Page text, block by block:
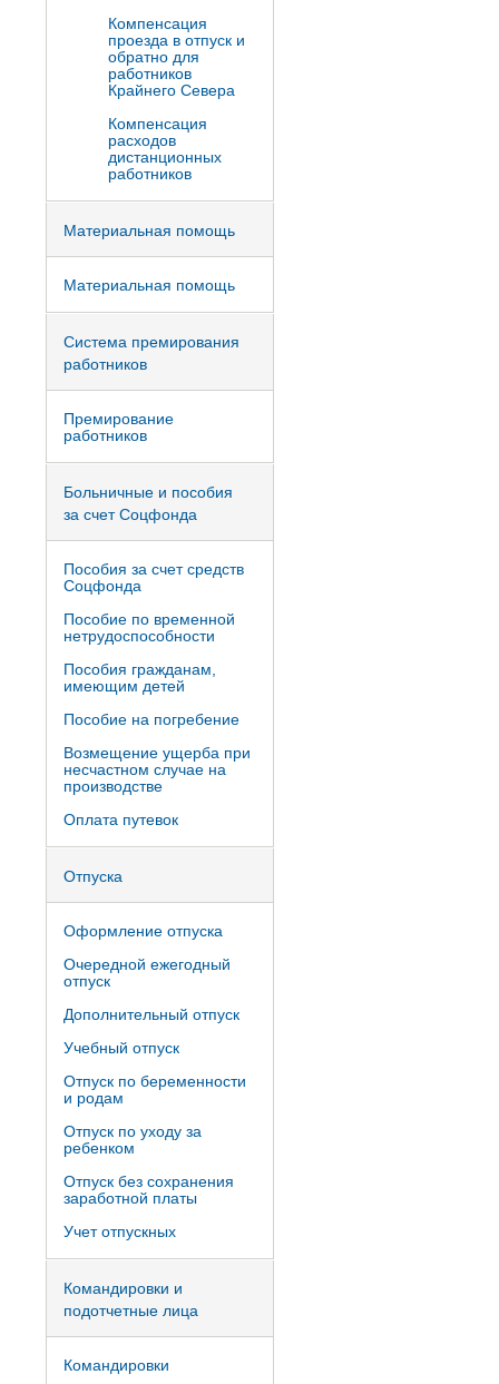
Компенсация
проезда в отпуск и
обратно для
работников
Крайнего Севера
Компенсация
расходов
дистанционных
работников
Материальная помощь
Материальная помощь
Система премирования
работников
Премирование
работников
Больничные и пособия
за счет Соцфонда
Пособия за счет средств
Соцфонда
Пособие по временной
нетрудоспособности
Пособия гражданам,
имеющим детей
Пособие на погребение
Возмещение ущерба при
несчастном случае на
производстве
Оплата путевок
Отпуска
Оформление отпуска
Очередной ежегодный
отпуск
Дополнительный отпуск
Учебный отпуск
Отпуск по беременности
и родам
Отпуск по уходу за
ребенком
Отпуск без сохранения
заработной платы
Учет отпускных
Командировки и
подотчетные лица
Командировки